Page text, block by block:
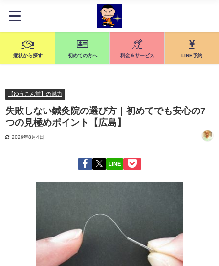
症状から探す 初めての方へ 料金＆サービス LINE予約
【ゆうこん堂】の魅力
失敗しない鍼灸院の選び方｜初めてでも安心の7
つの見極めポイント【広島】
2026年8月4日
LINE